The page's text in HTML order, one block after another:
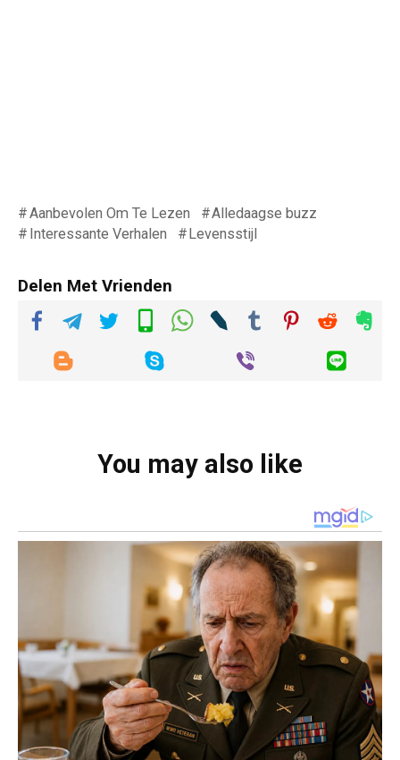
Aanbevolen Om Te Lezen
Alledaagse buzz
Interessante Verhalen
Levensstijl
Delen Met Vrienden
You may also like